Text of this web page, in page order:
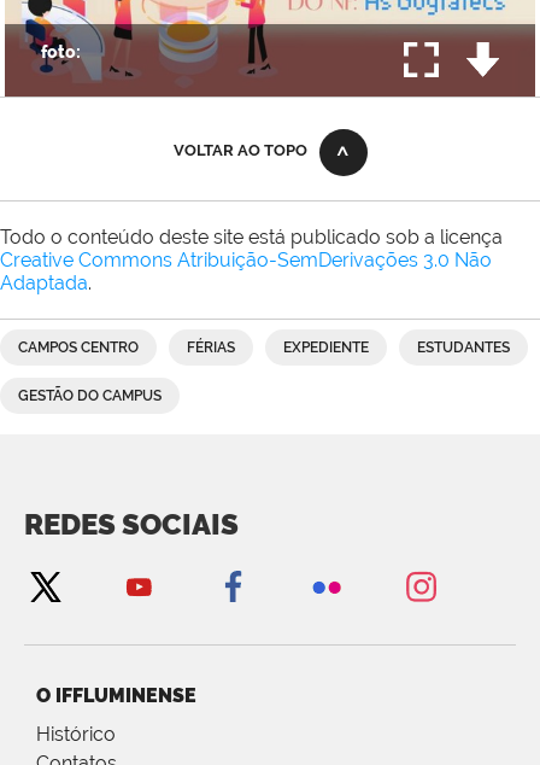
VOLTAR AO TOPO
Todo o conteúdo deste site está publicado sob a licença
Creative Commons Atribuição-SemDerivações 3.0 Não
Adaptada.
CAMPOS CENTRO FÉRIAS EXPEDIENTE ESTUDANTES
GESTÃO DO CAMPUS
REDES SOCIAIS
O IFFLUMINENSE
Histórico